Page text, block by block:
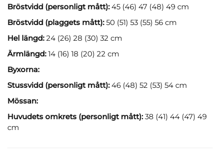
Bröstvidd (personligt mått):45 (46) 47 (48) 49 cm
Bröstvidd (plaggets mått):50 (51) 53 (55) 56 cm
Hel längd:24 (26) 28 (30) 32 cm
Ärmlängd:14 (16) 18 (20) 22 cm
Byxorna:
Stussvidd (personligt mått):46 (48) 52 (53) 54 cm
Mössan:
Huvudets omkrets (personligt mått):38 (41) 44 (47) 49
cm